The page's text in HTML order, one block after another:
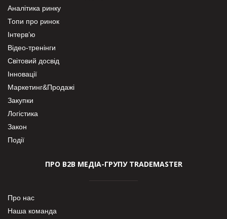
Аналітика ринку
Топи про ринок
Інтерв’ю
Відео-тренінги
Світовий досвід
Інновації
Маркетинг&Продажі
Закупки
Логістика
Закон
Події
ПРО В2В МЕДІА-ГРУПУ TRADEMASTER
Про нас
Наша команда